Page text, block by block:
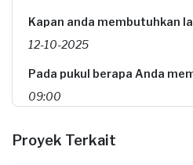
Kapan anda membutuhkan
12-10-2025
Pada pukul berapa Anda
09:00
Rp65.000 + Rp11.000 (biaya
Proyek Terkait